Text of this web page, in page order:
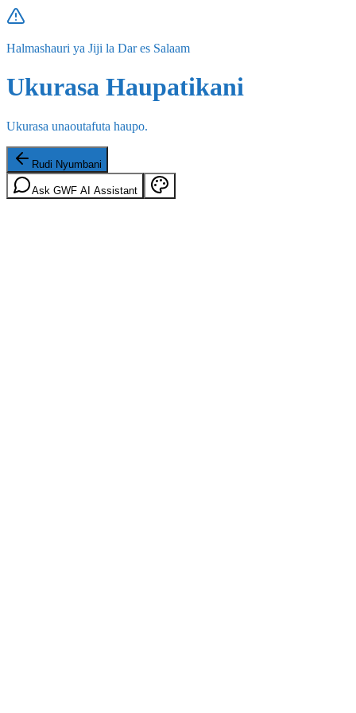
Halmashauri ya Jiji la Dar es Salaam
Ukurasa Haupatikani
Ukurasa unaoutafuta haupo.
Rudi Nyumbani
Ask GWF AI Assistant